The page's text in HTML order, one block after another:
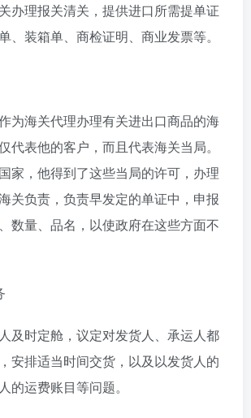
办理报关清关，提供进口所需提单证
、装箱单、商检证明、商业发票等。
为海关代理办理有关进出口商品的海
代表他的客户，而且代表海关当局。
家，他得到了这些当局的许可，办理
关负责，负责早发定的单证中，申报
数量、品名，以使政府在这些方面不
及时定舱，议定对发货人、承运人都
安排适当时间交货，以及以发货人的
的运费账目等问题。